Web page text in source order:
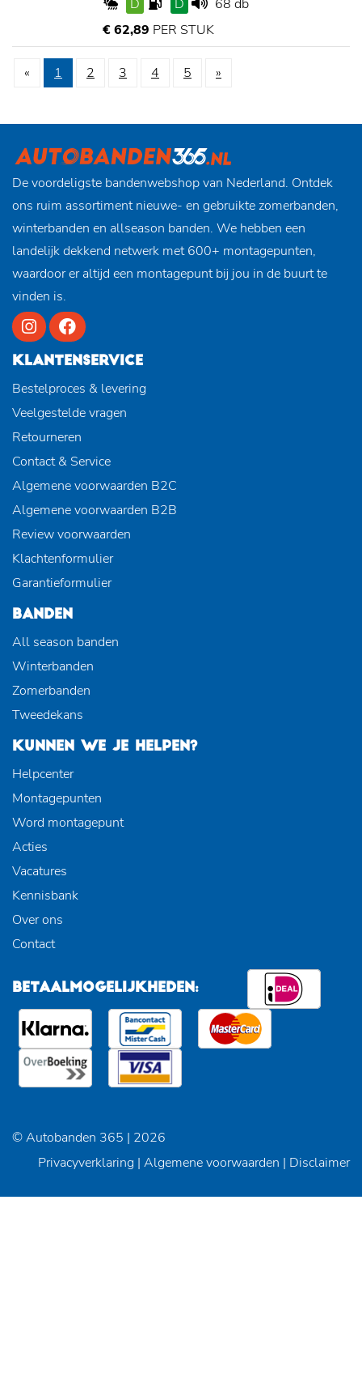
D
D
68 db
€ 62,89 PER STUK
« 1 2 3 4 5 »
De voordeligste bandenwebshop van Nederland. Ontdek
ons ruim assortiment nieuwe- en gebruikte zomerbanden,
winterbanden en allseason banden. We hebben een
landelijk dekkend netwerk met 600+ montagepunten,
waardoor er altijd een montagepunt bij jou in de buurt te
vinden is.
KLANTENSERVICE
Bestelproces & levering
Veelgestelde vragen
Retourneren
Contact & Service
Algemene voorwaarden B2C
Algemene voorwaarden B2B
Review voorwaarden
Klachtenformulier
Garantieformulier
BANDEN
All season banden
Winterbanden
Zomerbanden
Tweedekans
KUNNEN WE JE HELPEN?
Helpcenter
Montagepunten
Word montagepunt
Acties
Vacatures
Kennisbank
Over ons
Contact
BETAALMOGELIJKHEDEN:
© Autobanden 365 | 2026
Privacyverklaring | Algemene voorwaarden | Disclaimer